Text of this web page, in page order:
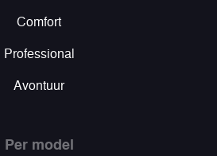
Comfort
Professional
Avontuur
Per model